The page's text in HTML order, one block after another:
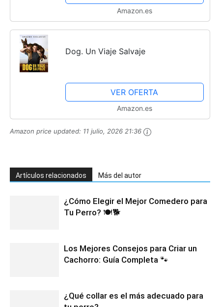
Amazon.es
Dog. Un Viaje Salvaje
VER OFERTA
Amazon.es
Amazon price updated: 11 julio, 2026 21:36
Artículos relacionados Más del autor
¿Cómo Elegir el Mejor Comedero para
Tu Perro? 🍽️🐕
Los Mejores Consejos para Criar un
Cachorro: Guía Completa 🐾
¿Qué collar es el más adecuado para